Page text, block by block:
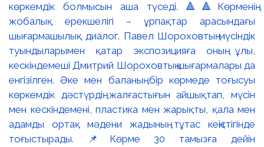
көркемдік болмысын аша түседі. 🔺🔺Көрменің
жобалық ерекшелігі – ұрпақтар арасындағы
шығармашылық диалог. Павел Шороховтың мүсіндік
туындыларымен қатар экспозицияға оның ұлы,
кескіндемеші Дмитрий Шороховтың шығармалары да
енгізілген. Әке мен баланың бір көрмеде тоғысуы
көркемдік дәстүрдің жалғастығын айшықтап, мүсін
мен кескіндемені, пластика мен жарықты, қала мен
адамды ортақ мәдени жадының тұтас кеңістігінде
тоғыстырады. 📌Көрме 30 тамызға дейін